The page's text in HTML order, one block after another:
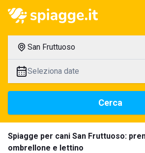
San Fruttuoso
Seleziona date
Cerca
Spiagge per cani San Fruttuoso:
ombrellone e lettino